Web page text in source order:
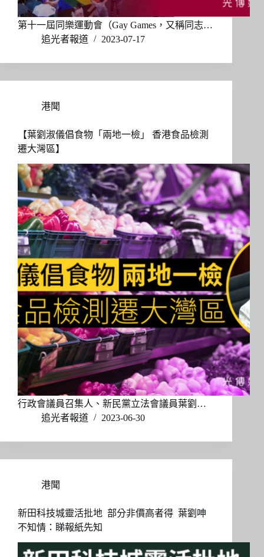
第十一屆同樂運動會（Gay Games，又稱同志…
追光者報道
2023-07-17
港聞
【葉劉淑儀倡食物「兩地一檢」 香港食品檢測
遷大灣區】
行政會議員召集人、新民黨立法會議員葉劉…
追光者報道
2023-06-30
港聞
新田科技城靈活批地 部分非價高者得 葉劉呻
不知情：睇報紙先知